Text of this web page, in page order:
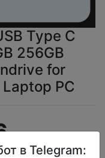
Type C
256GB
for
PC
в Telegram: